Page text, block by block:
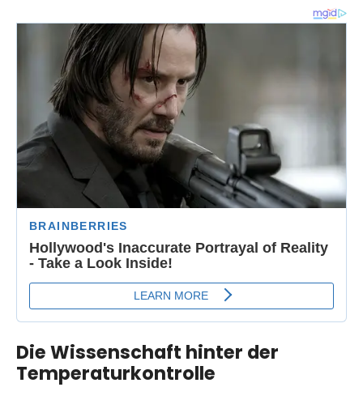
Die Wissenschaft hinter der
Temperaturkontrolle